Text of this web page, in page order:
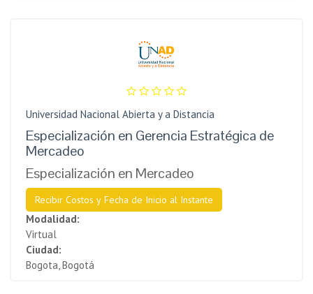
Universidad Nacional Abierta y a Distancia
Especialización en Gerencia Estratégica de
Mercadeo
Especialización en Mercadeo
Recibir Costos y Fecha de Inicio al Instante
Modalidad:
Virtual
Ciudad:
Bogota, Bogotá